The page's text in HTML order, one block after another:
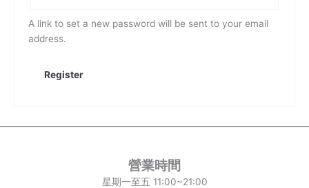
A link to set a new password will be sent to your email
address.
Register
營業時間
星期一至五 11:00~21:00